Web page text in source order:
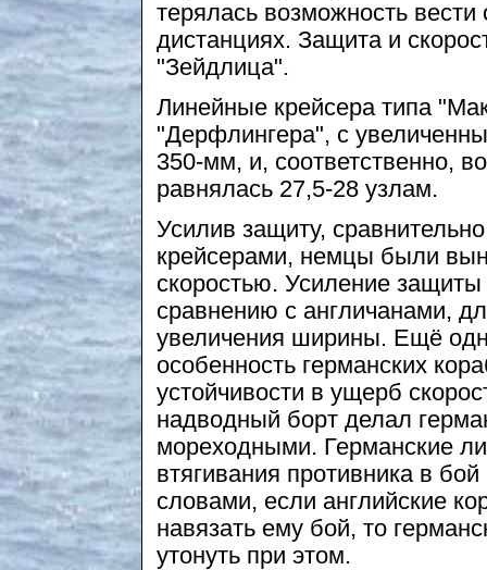
терялась возможность
дистанциях. Защита и
"Зейдлица".
Линейные крейсера типа
"Дерфлингера", с
350-мм, и, соответственно,
равнялась 27,5-28 узлам.
Усилив защиту,
крейсерами, немцы были
скоростью. Усиление
сравнению с англичанами,
увеличения ширины. Ещё
особенность германских
устойчивости в ущерб
надводный борт делал
мореходными. Германские
втягивания противника в
словами, если английские
навязать ему бой, то
утонуть при этом.